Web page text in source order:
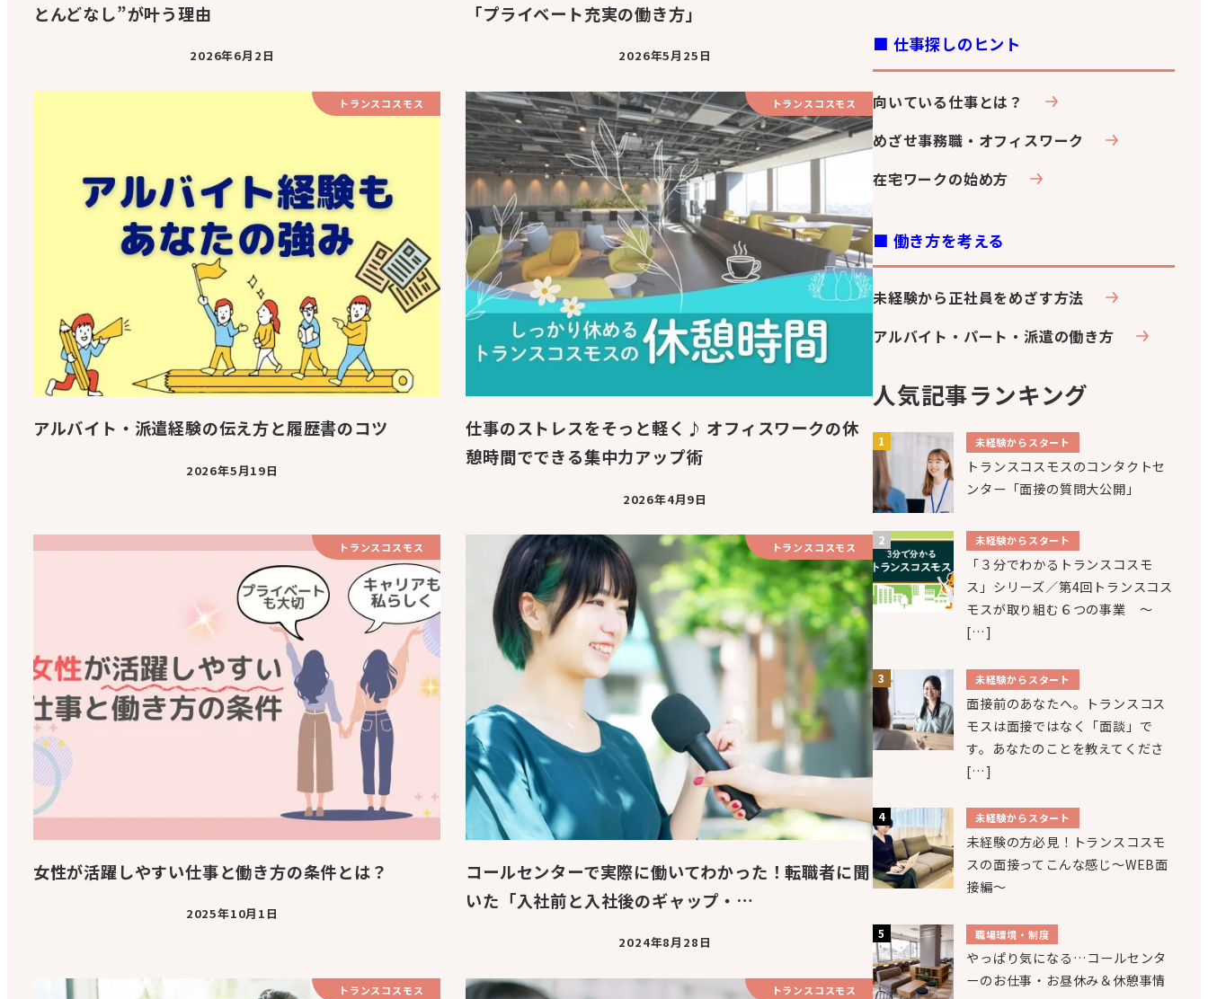
とんどなし”が叶う理由
2026年6月2日
「プライベート充実の働き方」
2026年5月25日
トランスコスモス
アルバイト・派遣経験の伝え方と履歴書のコツ
2026年5月19日
トランスコスモス
仕事のストレスをそっと軽く♪ オフィスワークの休
憩時間でできる集中力アップ術
2026年4月9日
トランスコスモス
女性が活躍しやすい仕事と働き方の条件とは？
2025年10月1日
トランスコスモス
コールセンターで実際に働いてわかった！転職者に聞
いた「入社前と入社後のギャップ・…
2024年8月28日
トランスコスモス トランスコスモス
■ 仕事探しのヒント
向いている仕事とは？
めざせ事務職・オフィスワーク
在宅ワークの始め方
■ 働き方を考える
未経験から正社員をめざす方法
アルバイト・パート・派遣の働き方
人気記事ランキング
未経験からスタート
トランスコスモスのコンタクトセ
ンター「面接の質問大公開」
未経験からスタート
「３分でわかるトランスコスモ
ス」シリーズ／第4回トランスコス
モスが取り組む６つの事業 ～
[…]
未経験からスタート
面接前のあなたへ。トランスコス
モスは面接ではなく「面談」で
す。あなたのことを教えてくださ
[…]
未経験からスタート
未経験の方必見！トランスコスモ
スの面接ってこんな感じ～WEB面
接編～
職場環境・制度
やっぱり気になる…コールセンタ
ーのお仕事・お昼休み＆休憩事情